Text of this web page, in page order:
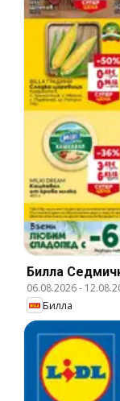
Билла
06.08.2026-
Билла